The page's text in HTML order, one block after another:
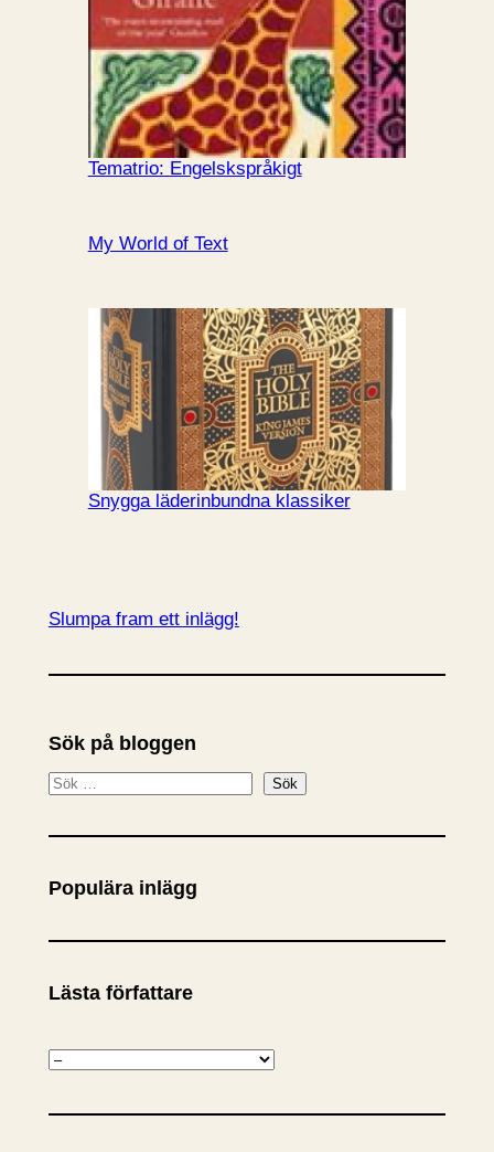
Tematrio: Engelskspråkigt
My World of Text
Snygga läderinbundna klassiker
Slumpa fram ett inlägg!
Sök på bloggen
S
k
Sök
Populära inlägg
Lästa författare
K
t